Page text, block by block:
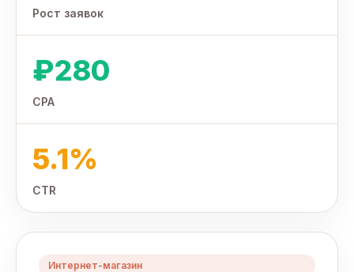
Рост заявок
₽280
CPA
5.1%
CTR
Интернет-магазин